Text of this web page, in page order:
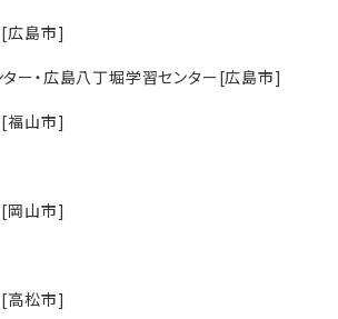
[広島市]
ー・広島八丁堀学習センター[広島市]
[福山市]
[岡山市]
[高松市]